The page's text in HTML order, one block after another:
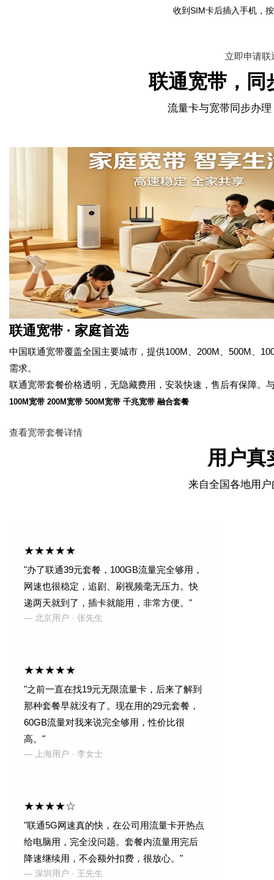
收到SIM卡后插入手机，
立即申请联
联通宽带，同
流量卡与宽带同步办
联通宽带 · 家庭首选
中国联通宽带覆盖全国主要城市，提供100M、200M、500M、
需求。
联通宽带套餐价格透明，无隐藏费用，安装快速，售后有保障。
100M宽带 200M宽带 500M宽带 千兆宽带 融合套餐
查看宽带套餐详情
用户真
来自全国各地用
★★★★★
"办了联通39元套餐，100GB流量完全够用，
网速也很稳定，追剧、刷视频毫无压力。快
递两天就到了，插卡就能用，非常方便。"
— 北京用户 · 张先生
★★★★★
"之前一直在找19元无限流量卡，后来了解到
那种套餐早就没有了。现在用的29元套餐，
60GB流量对我来说完全够用，性价比很
高。"
— 上海用户 · 李女士
★★★★☆
"联通5G网速真的快，在公司用流量卡开热点
给电脑用，完全没问题。套餐内流量用完后
降速继续用，不会额外扣费，很放心。"
— 深圳用户 · 王先生